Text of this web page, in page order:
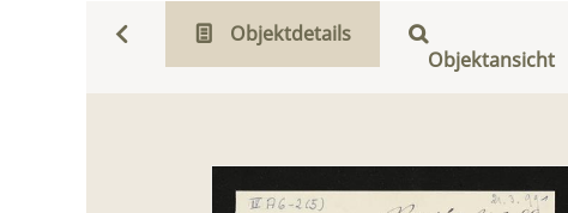
Objektdetails
Objektansicht